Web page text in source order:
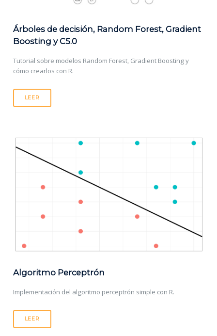
Árboles de decisión, Random Forest, Gradient
Boosting y C5.0
Tutorial sobre modelos Random Forest, Gradient Boosting y
cómo crearlos con R.
LEER
Algoritmo Perceptrón
Implementación del algoritmo perceptrón simple con R.
LEER